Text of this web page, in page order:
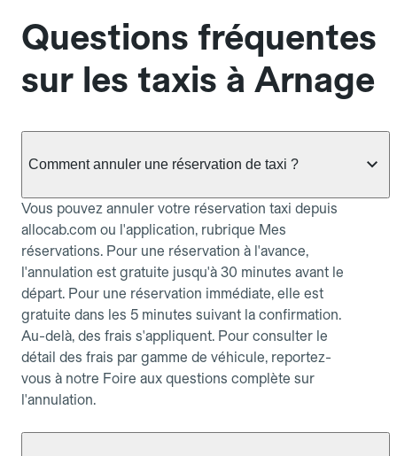
Questions fréquentes
sur les taxis à Arnage
Comment annuler une réservation de taxi ?
Vous pouvez annuler votre réservation taxi depuis
allocab.com ou l'application, rubrique Mes
réservations. Pour une réservation à l'avance,
l'annulation est gratuite jusqu'à 30 minutes avant le
départ. Pour une réservation immédiate, elle est
gratuite dans les 5 minutes suivant la confirmation.
Au-delà, des frais s'appliquent. Pour consulter le
détail des frais par gamme de véhicule, reportez-
vous à notre Foire aux questions complète sur
l'annulation.